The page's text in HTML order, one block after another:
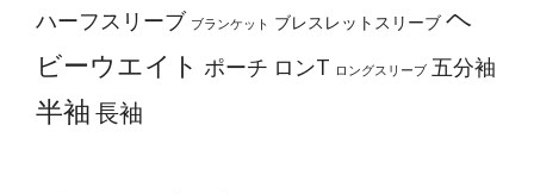
ハーフスリーブ ブランケット ブレスレットスリーブ ヘ
ビーウエイト ポーチ ロンT ロングスリーブ 五分袖
半袖長袖